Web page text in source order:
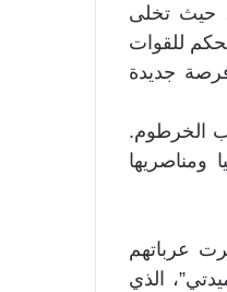
حيث تخلى
للقوات
جديدة
الخرطوم.
ومناصريها
عرباتهم
الذي